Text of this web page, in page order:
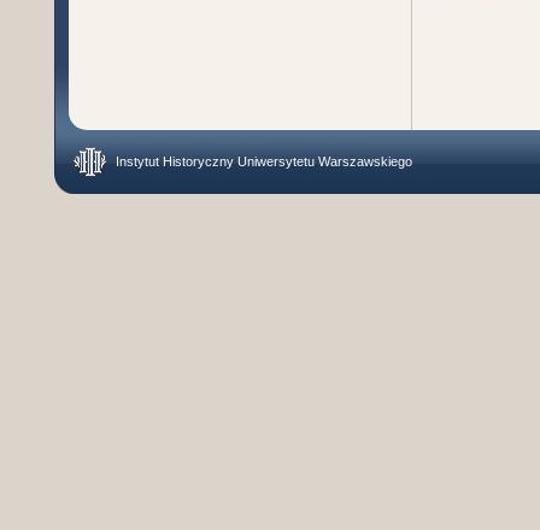
Instytut Historyczny Uniwersytetu Warszawskiego